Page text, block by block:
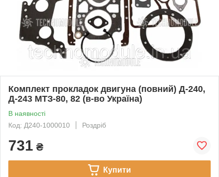
Комплект прокладок двигуна (повний) Д-240,
Д-243 МТЗ-80, 82 (в-во Україна)
В наявності
Код: Д240-1000010
Роздріб
731 ₴
Купити